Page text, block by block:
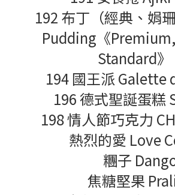
192 布丁（經典、娟珊
Pudding《
Standard》
194 國王派 Galette
196 德式聖誕蛋糕
198 情人節巧克力
熱烈的愛 Love
糰子
焦糖堅果